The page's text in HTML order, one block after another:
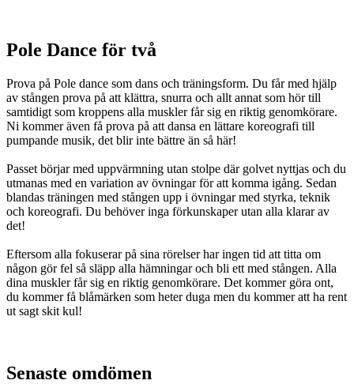
Pole Dance för två
Prova på Pole dance som dans och träningsform. Du får med hjälp
av stången prova på att klättra, snurra och allt annat som hör till
samtidigt som kroppens alla muskler får sig en riktig genomkörare.
Ni kommer även få prova på att dansa en lättare koreografi till
pumpande musik, det blir inte bättre än så här!
Passet börjar med uppvärmning utan stolpe där golvet nyttjas och du
utmanas med en variation av övningar för att komma igång. Sedan
blandas träningen med stången upp i övningar med styrka, teknik
och koreografi. Du behöver inga förkunskaper utan alla klarar av
det!
Eftersom alla fokuserar på sina rörelser har ingen tid att titta om
någon gör fel så släpp alla hämningar och bli ett med stången. Alla
dina muskler får sig en riktig genomkörare. Det kommer göra ont,
du kommer få blåmärken som heter duga men du kommer att ha rent
ut sagt skit kul!
Senaste omdömen